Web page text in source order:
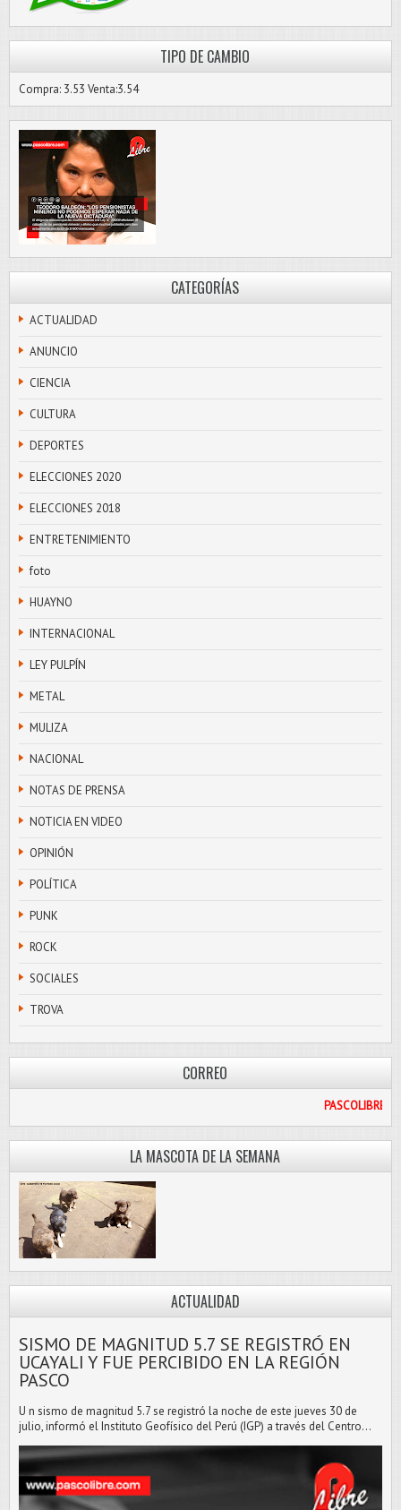
TIPO DE CAMBIO
Compra: 3.53 Venta:3.54
CATEGORÍAS
ACTUALIDAD
ANUNCIO
CIENCIA
CULTURA
DEPORTES
ELECCIONES 2020
ELECCIONES 2018
ENTRETENIMIENTO
foto
HUAYNO
INTERNACIONAL
LEY PULPÍN
METAL
MULIZA
NACIONAL
NOTAS DE PRENSA
NOTICIA EN VIDEO
OPINIÓN
POLÍTICA
PUNK
ROCK
SOCIALES
TROVA
CORREO
LA MASCOTA DE LA SEMANA
ACTUALIDAD
SISMO DE MAGNITUD 5.7 SE REGISTRÓ EN
UCAYALI Y FUE PERCIBIDO EN LA REGIÓN
PASCO
U n sismo de magnitud 5.7 se registró la noche de este jueves 30 de
julio, informó el Instituto Geofísico del Perú (IGP) a través del Centro...